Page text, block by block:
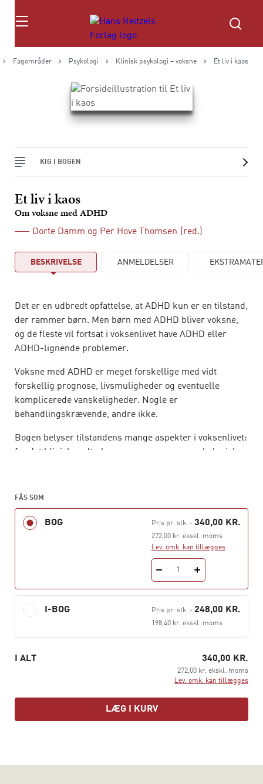
Søg
Fagområder Psykologi Klinisk psykologi – voksne Et liv i kaos
KIG I BOGEN
Et liv i kaos
Om voksne med ADHD
Dorte Damm og Per Hove Thomsen (red.)
BESKRIVELSE ANMELDELSER
Det er en udbredt opfattelse, at ADHD kun er en tilstand,
der rammer børn. Men børn med ADHD bliver voksne,
og de fleste vil fortsat i voksenlivet have ADHD eller
ADHD-lignende problemer.
Voksne med ADHD er meget forskellige med vidt
forskellig prognose, livsmuligheder og eventuelle
komplicerede vanskeligheder. Nogle er
behandlingskrævende, andre ikke.
Bogen belyser tilstandens mange aspekter i voksenlivet:
fra det kliniske udtryk og prognose, neuropsykologiske
myndigheder og med kriminalforsorgen.
Målgruppen for bogen er primært personer, som i deres
arbejde kommer i berøring med ADHD, dvs.
voksenpsykiatere, peykologer, socialrådgivere,
pædagoger og praktiserende læger, men den er også
rettet mod voksne med ADHD samt deres pårørende.
Denne 2. udgave er opdateret og revideret i forhold til
alle bogens emner. Enkelte kapitler er helt nye.
FÅS SOM
BOG Pris pr. stk.- 340,00 KR.
272,00 kr. ekskl. moms
Lev. omk. kan tillægges
1
I-BOG Pris pr. stk.- 248,00 KR.
198,40 kr. ekskl. moms
I ALT 340,00 KR.
272,00 kr. ekskl. moms
Lev. omk. kan tillægges
LÆG I KURV